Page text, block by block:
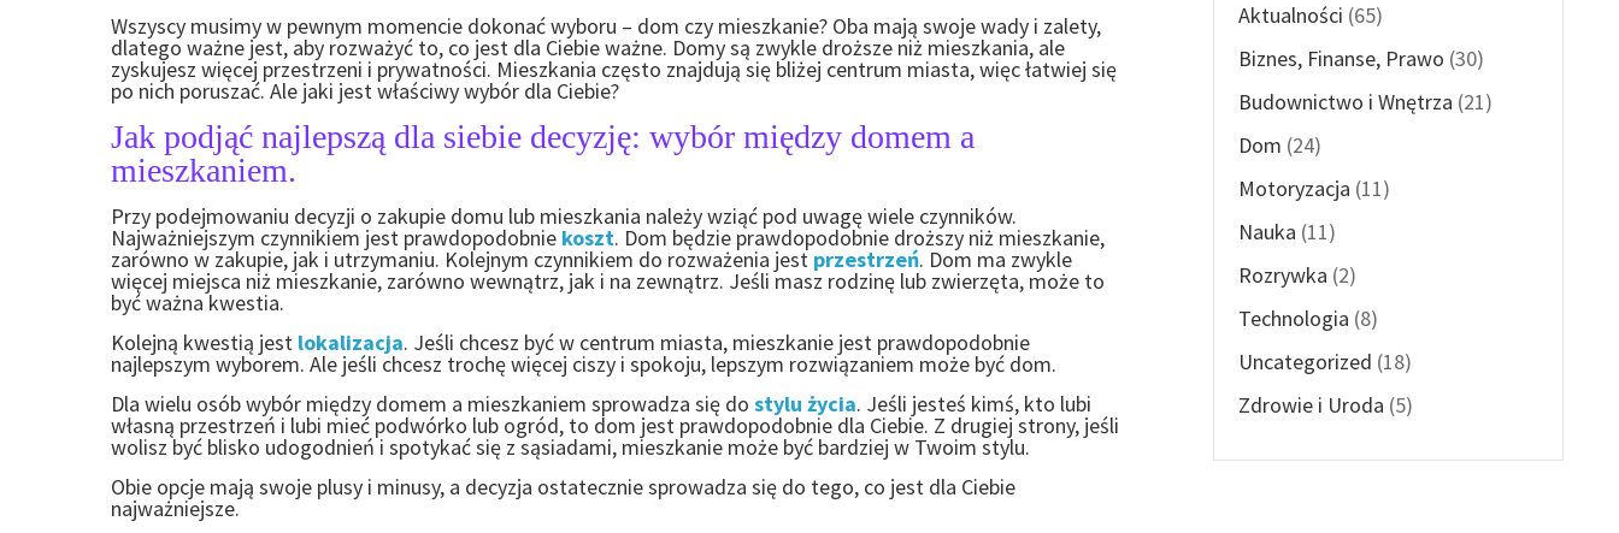
Wszyscy musimy w pewnym momencie dokonać wyboru – dom czy mieszkanie? Oba mają swoje wady i zalety,
dlatego ważne jest, aby rozważyć to, co jest dla Ciebie ważne. Domy są zwykle droższe niż mieszkania, ale
zyskujesz więcej przestrzeni i prywatności. Mieszkania często znajdują się bliżej centrum miasta, więc łatwiej się
po nich poruszać. Ale jaki jest właściwy wybór dla Ciebie?
Jak podjąć najlepszą dla siebie decyzję: wybór między domem a
mieszkaniem.
Przy podejmowaniu decyzji o zakupie domu lub mieszkania należy wziąć pod uwagę wiele czynników.
Najważniejszym czynnikiem jest prawdopodobnie koszt. Dom będzie prawdopodobnie droższy niż mieszkanie,
zarówno w zakupie, jak i utrzymaniu. Kolejnym czynnikiem do rozważenia jest przestrzeń. Dom ma zwykle
więcej miejsca niż mieszkanie, zarówno wewnątrz, jak i na zewnątrz. Jeśli masz rodzinę lub zwierzęta, może to
być ważna kwestia.
Kolejną kwestią jest lokalizacja. Jeśli chcesz być w centrum miasta, mieszkanie jest prawdopodobnie
najlepszym wyborem. Ale jeśli chcesz trochę więcej ciszy i spokoju, lepszym rozwiązaniem może być dom.
Dla wielu osób wybór między domem a mieszkaniem sprowadza się do stylu życia. Jeśli jesteś kimś, kto lubi
własną przestrzeń i lubi mieć podwórko lub ogród, to dom jest prawdopodobnie dla Ciebie. Z drugiej strony, jeśli
wolisz być blisko udogodnień i spotykać się z sąsiadami, mieszkanie może być bardziej w Twoim stylu.
Obie opcje mają swoje plusy i minusy, a decyzja ostatecznie sprowadza się do tego, co jest dla Ciebie
najważniejsze.
Aktualności (65)
Biznes, Finanse, Prawo (30)
Budownictwo i Wnętrza (21)
Dom (24)
Motoryzacja (11)
Nauka (11)
Rozrywka (2)
Technologia (8)
Uncategorized (18)
Zdrowie i Uroda (5)